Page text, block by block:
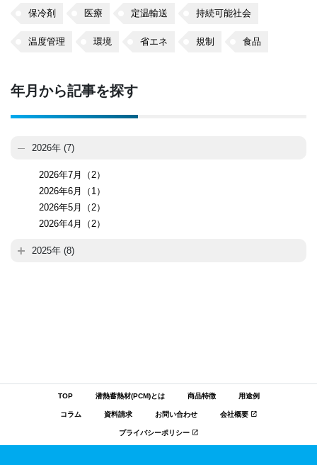
保冷剤 医療 定温輸送 持続可能社会
温度管理 環境 省エネ 規制 食品
年月から記事を探す
2026年 (7)
2026年7月（2）
2026年6月（1）
2026年5月（2）
2026年4月（2）
2025年 (8)
TOP 潜熱蓄熱材(PCM)とは 商品特徴 用途例
コラム 資料請求 お問い合わせ 会社概要
プライバシーポリシー